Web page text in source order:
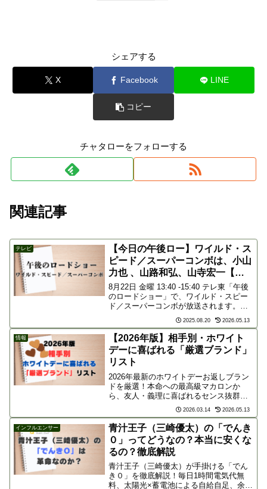
シェアする
X Facebook LINE
コピー
チャタローをフォローする
関連記事
テレビ
【今日の午後ロー】ワイルド・ス
ピード／スーパーコンボは、小山
力也 、山路和弘、山寺宏一【声
優】
8月22日 金曜 13:40 -15:40 テレ東「午後
のロードショー」で、ワイルド・スピー
ド／スーパーコンボが放送されます。午
後ローの楽しみ方は、映画を楽しく観る
のはもちろんですが、吹き替えの出来栄
えを観察しながら鑑賞すると更に楽しく
なり...
2025.08.20 2026.05.13
情報
【2026年版】相手別・ホワイト
デーに喜ばれる「厳選ブランド」
リスト
2026年最新のホワイトデーお返しブラン
ドを厳選！本命への最高級マカロンか
ら、友人・義理に喜ばれるセンス抜群の
クッキー缶、甘いものが苦手な方へのケ
ア用品まで相手別に紹介します。トレン
ドの「ご褒美感」を意識した、外さない
ギフト選びの決定版です。
2026.03.14 2026.05.13
インフルエンサー
青汁王子（三崎優太）の「でんき
０」ってどうなの？本当に安くな
るの？徹底解説
青汁王子（三崎優太）が手掛ける「でん
き０」を徹底解説！毎日1時間電気代無
料、太陽光×蓄電池による自給自足、余剰